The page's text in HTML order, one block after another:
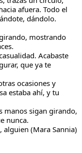
afuera. Todo el
dándolo.
mostrando
Acabaste
que ya te
ocasiones y
estaba ahí, y tu
manos sigan girando,
nunca.
alguien (Mara Sannia)